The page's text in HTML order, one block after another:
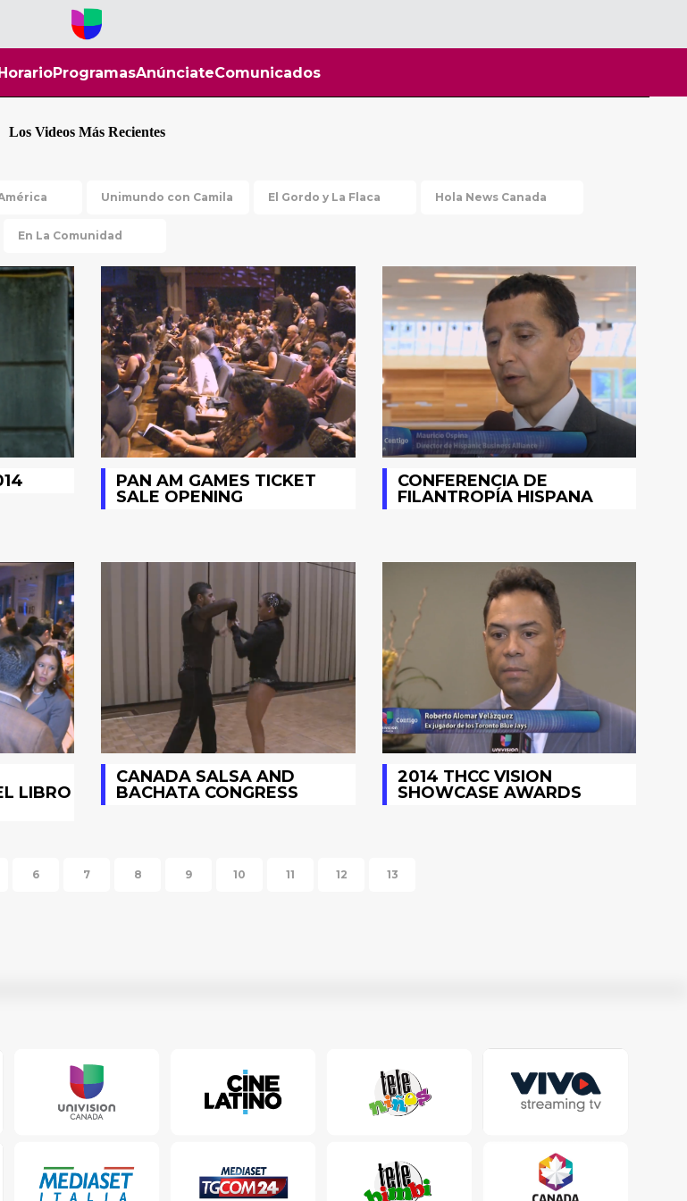
ProgramasAnúnciateComunicados
Los Videos Más Recientes
Unimundo con Camila El Gordo y La Flaca Hola News Canada
En La Comunidad
PAN AM GAMES TICKET
SALE OPENING
CONFERENCIA DE
FILANTROPÍA HISPANA
LIBRO
CANADA SALSA AND
BACHATA CONGRESS
2014 THCC VISION
SHOWCASE AWARDS
6 7 8 9 10 11 12 13